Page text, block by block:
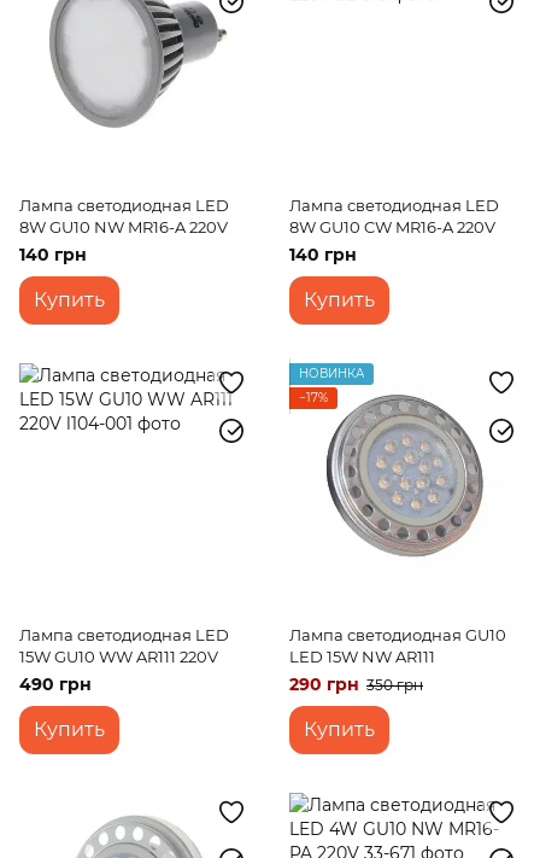
Лампа светодиодная LED
8W GU10 NW MR16-A 220V
140 грн
Купить
Лампа светодиодная LED
8W GU10 CW MR16-A 220V
140 грн
Купить
Лампа светодиодная LED
15W GU10 WW AR111 220V
490 грн
Купить
НОВИНКА
−17%
Лампа светодиодная GU10
LED 15W NW AR111
290 грн 350 грн
Купить